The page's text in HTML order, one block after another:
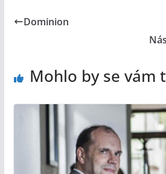
Dominion
Mohlo by se vám